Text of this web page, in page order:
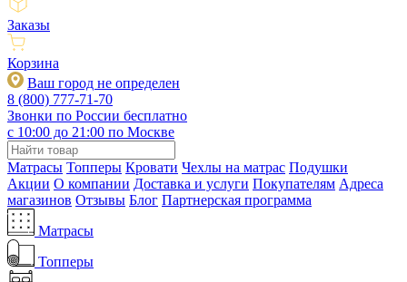
Заказы
Корзина
Ваш город не определен
8 (800) 777-71-70
Звонки по России бесплатно
c 10:00 до 21:00 по Москве
Матрасы Топперы Кровати Чехлы на матрас Подушки
Акции О компании Доставка и услуги Покупателям Адреса
магазинов Отзывы Блог Партнерская программа
Матрасы
Топперы